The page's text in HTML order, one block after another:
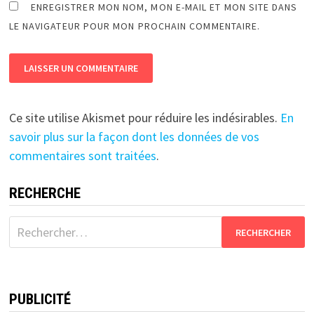
ENREGISTRER MON NOM, MON E-MAIL ET MON SITE DANS
LE NAVIGATEUR POUR MON PROCHAIN COMMENTAIRE.
Ce site utilise Akismet pour réduire les indésirables. En
savoir plus sur la façon dont les données de vos
commentaires sont traitées.
RECHERCHE
Rechercher :
PUBLICITÉ